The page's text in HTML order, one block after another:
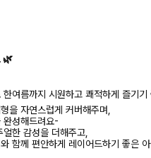
🌿
한여름까지 시원하고 쾌적하게 즐기
을 자연스럽게 커버해주며,
완성해드려요-
한 감성을 더해주고,
함께 편안하게 레이어드하기 좋은